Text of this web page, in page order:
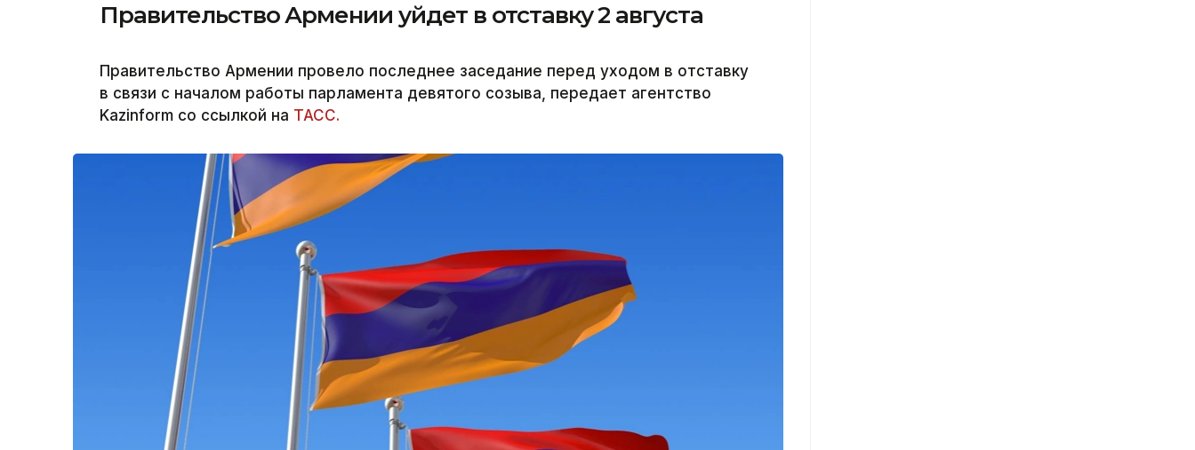
Правительство Армении уйдет в отставку 2 августа
Правительство Армении провело последнее заседание перед уходом в отставку
в связи с началом работы парламента девятого созыва, передает агентство
Kazinform со ссылкой на ТАСС.